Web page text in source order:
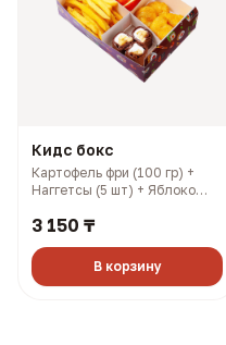
Кидс бокс
Картофель фри (100 гр) +
Наггетсы (5 шт) + Яблоко
ролл (3 шт) (376 гр, 1040
3 150 ₸
В корзину